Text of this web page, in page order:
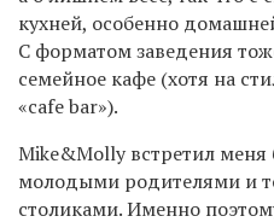
кухней, особенно
С форматом заведения
семейное кафе (хотя на
«cafе bar»).
Mike&Mollyвстретил
молодыми родителями и
столиками. Именно